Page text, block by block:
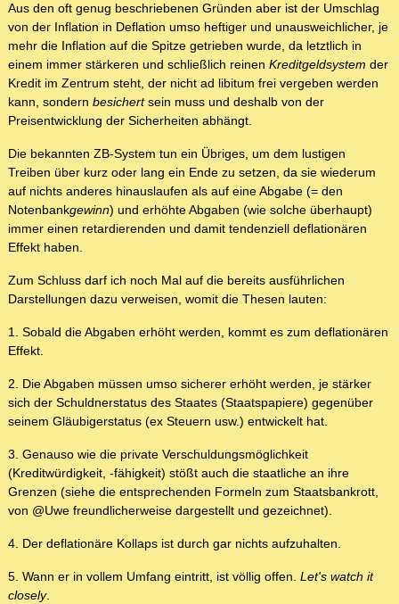
Aus den oft genug beschriebenen Gründen aber ist der Umschlag
von der Inflation in Deflation umso heftiger und unausweichlicher, je
mehr die Inflation auf die Spitze getrieben wurde, da letztlich in
einem immer stärkeren und schließlich reinen Kreditgeldsystem der
Kredit im Zentrum steht, der nicht ad libitum frei vergeben werden
kann, sondern besichertsein muss und deshalb von der
Preisentwicklung der Sicherheiten abhängt.
Die bekannten ZB-System tun ein Übriges, um dem lustigen
Treiben über kurz oder lang ein Ende zu setzen, da sie wiederum
auf nichts anderes hinauslaufen als auf eine Abgabe (= den
Notenbankgewinn) und erhöhte Abgaben (wie solche überhaupt)
immer einen retardierenden und damit tendenziell deflationären
Effekt haben.
Zum Schluss darf ich noch Mal auf die bereits ausführlichen
Darstellungen dazu verweisen, womit die Thesen lauten:
1. Sobald die Abgaben erhöht werden, kommt es zum deflationären
Effekt.
2. Die Abgaben müssen umso sicherer erhöht werden, je stärker
sich der Schuldnerstatus des Staates (Staatspapiere) gegenüber
seinem Gläubigerstatus (ex Steuern usw.) entwickelt hat.
3. Genauso wie die private Verschuldungsmöglichkeit
(Kreditwürdigkeit, -fähigkeit) stößt auch die staatliche an ihre
Grenzen (siehe die entsprechenden Formeln zum Staatsbankrott,
von @Uwe freundlicherweise dargestellt und gezeichnet).
4. Der deflationäre Kollaps ist durch gar nichts aufzuhalten.
5. Wann er in vollem Umfang eintritt, ist völlig offen. Let's watch it
closely.